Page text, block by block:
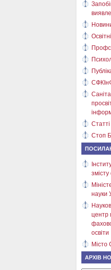
Стоп
змісту
науки
центр
освіти
Місто
АРХІВ